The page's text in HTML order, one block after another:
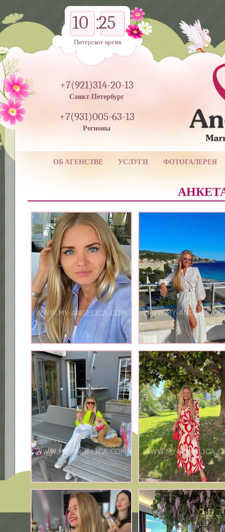
+7(921)314-20-13
Санкт-Петербург
+7(931)005-63-13
Регионы
10 25
Питерское время
ОБ АГЕНСТВЕ УСЛУГИ ФОТОГАЛЕРЕЯ